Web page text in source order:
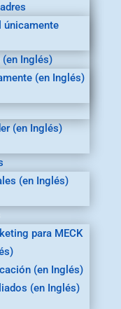
únicamente
(en Inglés)
(en Inglés)
(en Inglés)
(en Inglés)
para MECK
(en Inglés)
(en Inglés)